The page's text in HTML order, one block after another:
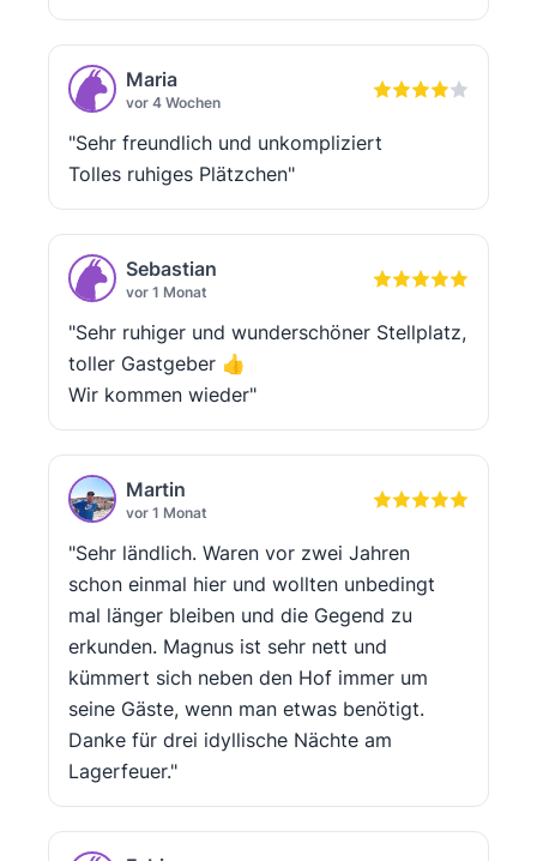
Maria
vor 4 Wochen
"Sehr freundlich und unkompliziert
Tolles ruhiges Plätzchen"
Sebastian
vor 1 Monat
"Sehr ruhiger und wunderschöner Stellplatz,
toller Gastgeber 👍
Wir kommen wieder"
Martin
vor 1 Monat
"Sehr ländlich. Waren vor zwei Jahren
schon einmal hier und wollten unbedingt
mal länger bleiben und die Gegend zu
erkunden. Magnus ist sehr nett und
kümmert sich neben den Hof immer um
seine Gäste, wenn man etwas benötigt.
Danke für drei idyllische Nächte am
Lagerfeuer."